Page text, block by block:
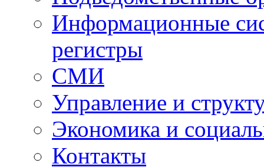
Информационные
регистры
СМИ
Управление и
Экономика и
Контакты